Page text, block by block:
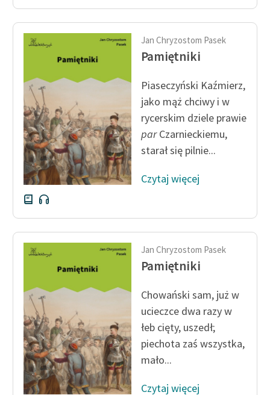
Lektur
O nas
O projekcie
Zespół
Zasady wykorzystania
Wolnych Lektur
Logotypy
Materiały promocyjne
Polityka prywatności
Regulamin biblioteki
Dane fundacji i
sprawozdania finansowe
Regulamin darowizn
Informacja o treściach
wrażliwych
Deklaracja dostępności
Jan Chryzostom Pasek
Pamiętniki
Piaseczyński Kaźmierz,
jako mąż chciwy i w
rycerskim dziele prawie
parCzarnieckiemu,
starał się pilnie...
Czytaj więcej
Jan Chryzostom Pasek
Pamiętniki
Chowański sam, już w
ucieczce dwa razy w
łeb cięty, uszedł;
piechota zaś wszystka,
mało...
Czytaj więcej